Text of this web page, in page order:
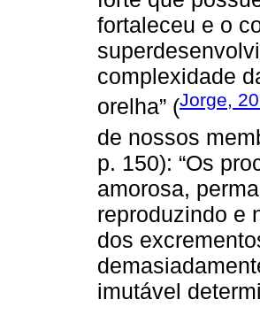
fortaleceu e o
complexidade
orelha” (Jorge,
de nossos
p. 150): “Os
amorosa,
reproduzindo e
dos
imutável